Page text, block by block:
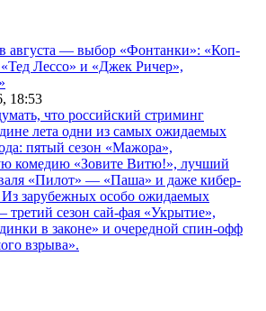
августа — выбор «Фонтанки»: «Коп-
Лессо» и «Джек Ричер»,
18:53
что российский стриминг
лета одни из самых ожидаемых
пятый сезон «Мажора»,
комедию «Зовите Витю!», лучший
«Пилот» — «Паша» и даже кибер-
зарубежных особо ожидаемых
третий сезон сай-фая «Укрытие»,
в законе» и очередной спин-офф
взрыва».